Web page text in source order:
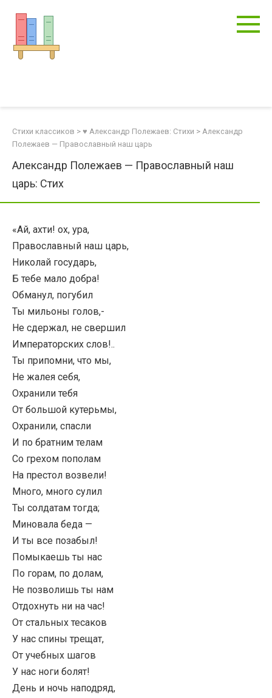
контенту
Стихи классиков > ♥ Александр Полежаев: Стихи > Александр
Полежаев — Православный наш царь
Александр Полежаев — Православный наш
царь: Стих
«Ай, ахти! ох, ура,
Православный наш царь,
Николай государь,
Б тебе мало добра!
Обманул, погубил
Ты мильоны голов,-
Не сдержал, не свершил
Императорских слов!..
Ты припомни, что мы,
Не жалея себя,
Охранили тебя
От большой кутерьмы,
Охранили, спасли
И по братним телам
Со грехом пополам
На престол возвели!
Много, много сулил
Ты солдатам тогда;
Миновала беда —
И ты все позабыл!
Помыкаешь ты нас
По горам, по долам,
Не позволишь ты нам
Отдохнуть ни на час!
От стальных тесаков
У нас спины трещат,
От учебных шагов
У нас ноги болят!
День и ночь наподряд,